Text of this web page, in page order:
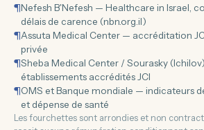
¶Nefesh B'Nefesh — Healthcare in Israel,
délais de carence (nbn.org.il)
¶Assuta Medical Center — accréditation
privée
¶Sheba Medical Center / Sourasky
établissements accrédités JCI
¶OMS et Banque mondiale — indicateurs
et dépense de santé
Les fourchettes sont arrondies et non